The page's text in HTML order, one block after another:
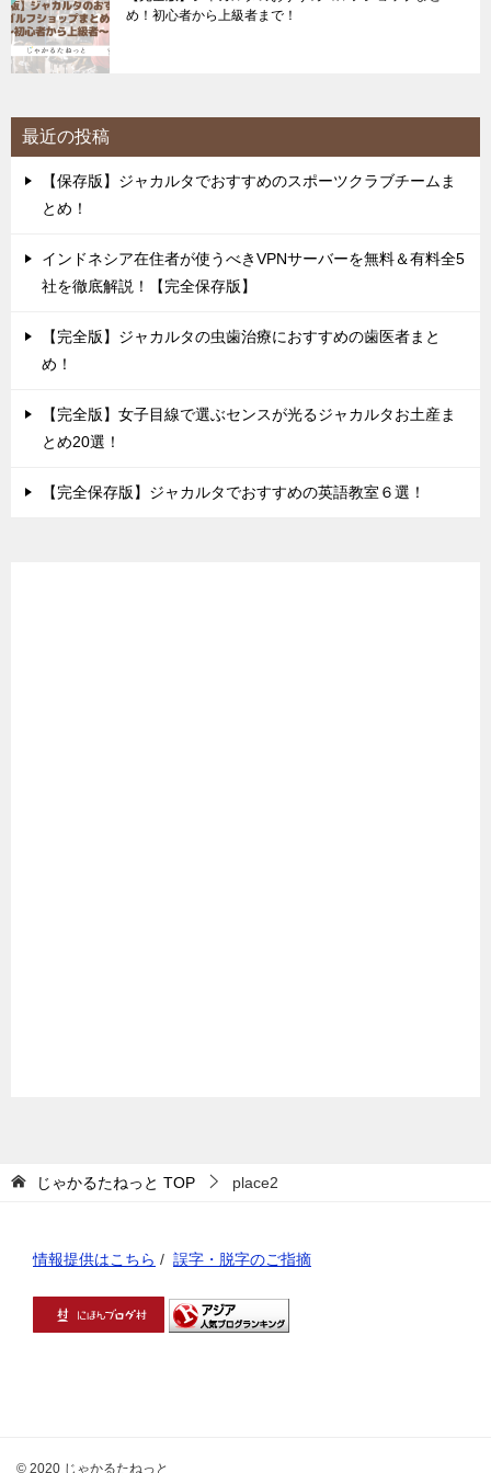
め！初心者から上級者まで！
最近の投稿
【保存版】ジャカルタでおすすめのスポーツクラブチームま
とめ！
インドネシア在住者が使うべきVPNサーバーを無料＆有料全5
社を徹底解説！【完全保存版】
【完全版】ジャカルタの虫歯治療におすすめの歯医者まと
め！
【完全版】女子目線で選ぶセンスが光るジャカルタお土産ま
とめ20選！
【完全保存版】ジャカルタでおすすめの英語教室６選！
じゃかるたねっと TOP place2
情報提供はこちら / 誤字・脱字のご指摘
© 2020 じゃかるたねっと